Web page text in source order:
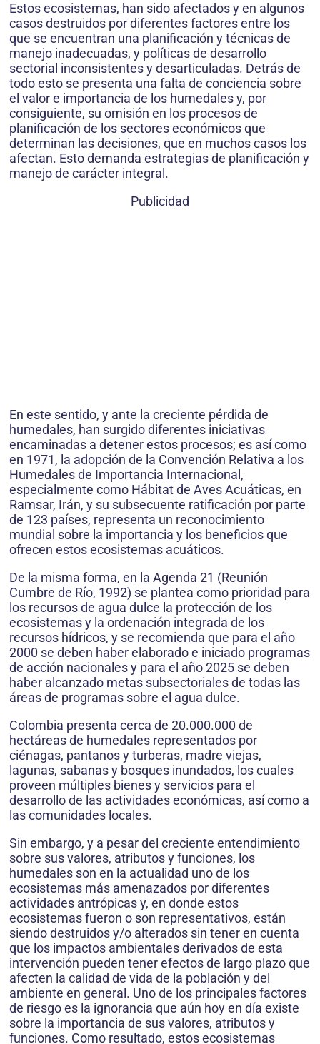
Estos ecosistemas, han sido afectados y en algunos
casos destruidos por diferentes factores entre los
que se encuentran una planificación y técnicas de
manejo inadecuadas, y políticas de desarrollo
sectorial inconsistentes y desarticuladas. Detrás de
todo esto se presenta una falta de conciencia sobre
el valor e importancia de los humedales y, por
consiguiente, su omisión en los procesos de
planificación de los sectores económicos que
determinan las decisiones, que en muchos casos los
afectan. Esto demanda estrategias de planificación y
manejo de carácter integral.
Publicidad
En este sentido, y ante la creciente pérdida de
humedales, han surgido diferentes iniciativas
encaminadas a detener estos procesos; es así como
en 1971, la adopción de la Convención Relativa a los
Humedales de Importancia Internacional,
especialmente como Hábitat de Aves Acuáticas, en
Ramsar, Irán, y su subsecuente ratificación por parte
de 123 países, representa un reconocimiento
mundial sobre la importancia y los beneficios que
ofrecen estos ecosistemas acuáticos.
De la misma forma, en la Agenda 21 (Reunión
Cumbre de Río, 1992) se plantea como prioridad para
los recursos de agua dulce la protección de los
ecosistemas y la ordenación integrada de los
recursos hídricos, y se recomienda que para el año
2000 se deben haber elaborado e iniciado programas
de acción nacionales y para el año 2025 se deben
haber alcanzado metas subsectoriales de todas las
áreas de programas sobre el agua dulce.
Colombia presenta cerca de 20.000.000 de
hectáreas de humedales representados por
ciénagas, pantanos y turberas, madre viejas,
lagunas, sabanas y bosques inundados, los cuales
proveen múltiples bienes y servicios para el
desarrollo de las actividades económicas, así como a
las comunidades locales.
Sin embargo, y a pesar del creciente entendimiento
sobre sus valores, atributos y funciones, los
humedales son en la actualidad uno de los
ecosistemas más amenazados por diferentes
actividades antrópicas y, en donde estos
ecosistemas fueron o son representativos, están
siendo destruidos y/o alterados sin tener en cuenta
que los impactos ambientales derivados de esta
intervención pueden tener efectos de largo plazo que
afecten la calidad de vida de la población y del
ambiente en general. Uno de los principales factores
de riesgo es la ignorancia que aún hoy en día existe
sobre la importancia de sus valores, atributos y
funciones. Como resultado, estos ecosistemas